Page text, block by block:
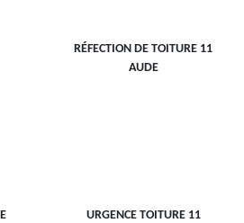
RÉFECTION DE TOITURE 11
AUDE
URGENCE TOITURE 11